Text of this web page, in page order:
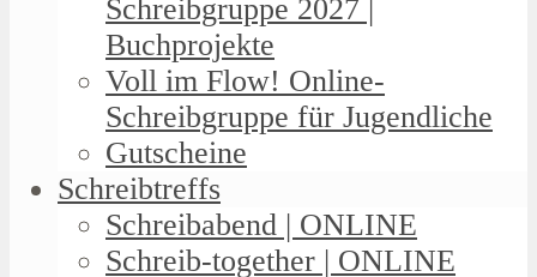
Schreibgruppe 2027 |
Buchprojekte
Voll im Flow! Online-
Schreibgruppe für Jugendliche
Gutscheine
Schreibtreffs
Schreibabend | ONLINE
Schreib-together | ONLINE